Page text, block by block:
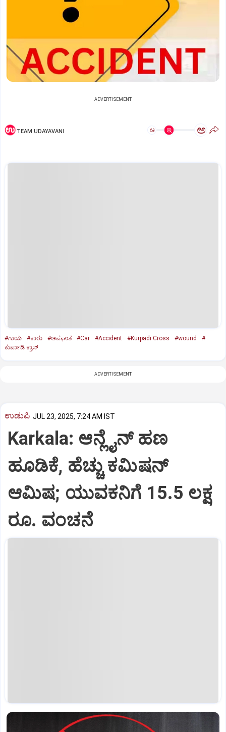
ADVERTISEMENT
TEAM UDAYAVANI ಅ ಅ
#ಗಾಯ #ಕಾರು #ಅಪಘಾತ #Car #Accident #Kurpadi Cross #wound
#
ಕುರ್ಪಾಡಿ ಕ್ರಾಸ್‌
ADVERTISEMENT
ಉಡುಪಿ JUL 23, 2025, 7:24 AM IST
Karkala: ಆನ್ಲೈನ್‌ ಹಣ
ಹೂಡಿಕೆ, ಹೆಚ್ಚು ಕಮಿಷನ್‌
ಆಮಿಷ; ಯುವಕನಿಗೆ 15.5 ಲಕ್ಷ
ರೂ. ವಂಚನೆ